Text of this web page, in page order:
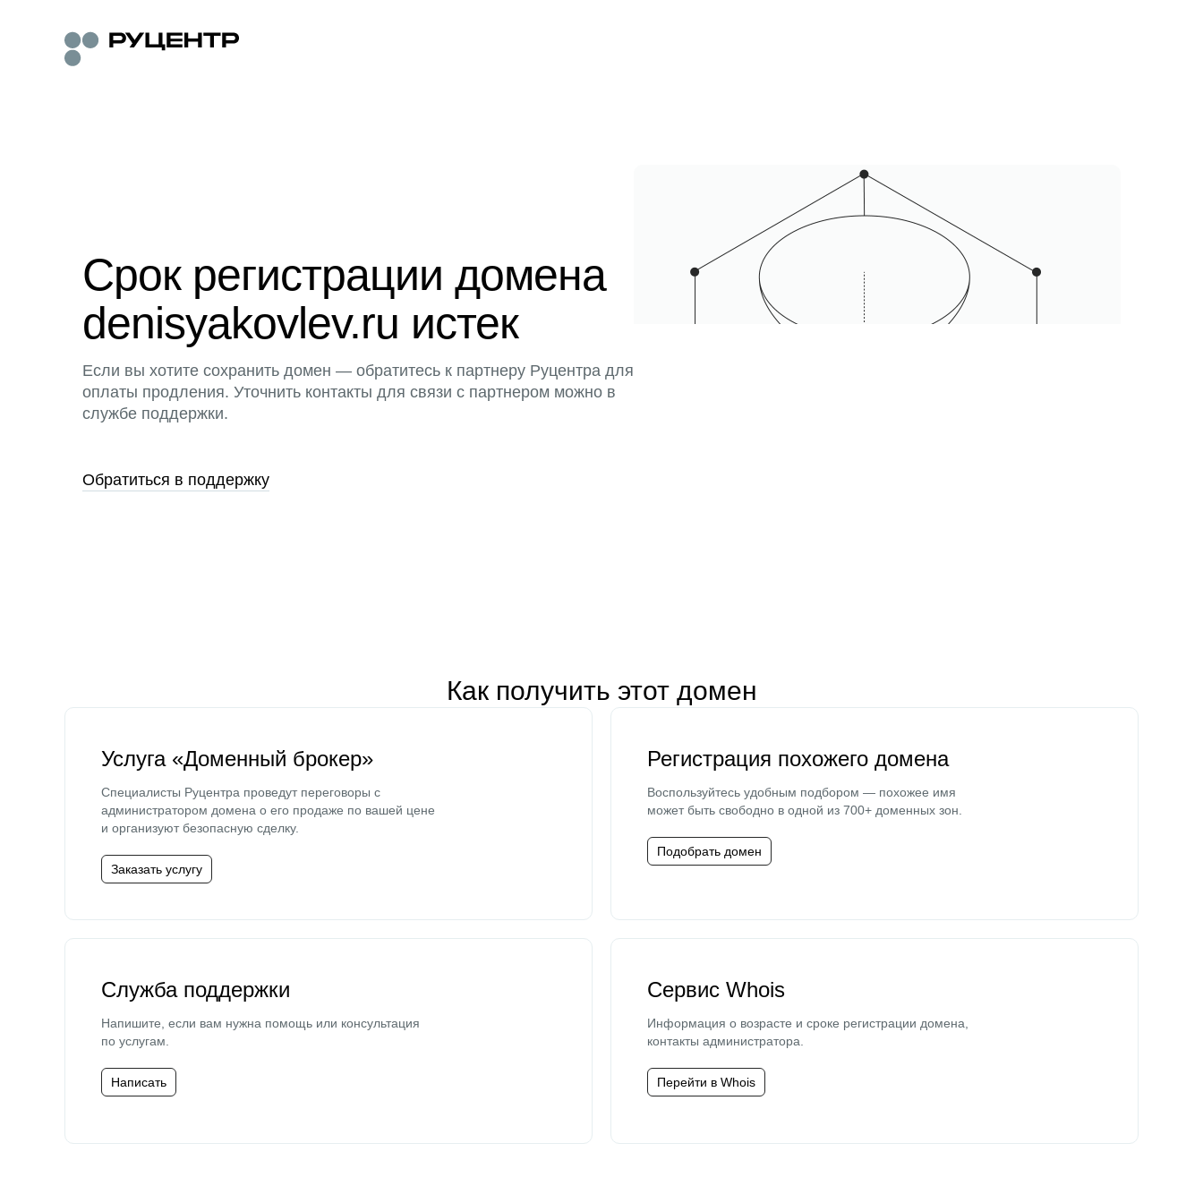
Срок регистрации домена
denisyakovlev.ru истек
Если вы хотите сохранить домен — обратитесь к партнеру Руцентра для
оплаты продления. Уточнить контакты для связи с партнером можно в
службе поддержки.
Обратиться в поддержку
Как получить этот домен
Услуга «Доменный брокер»
Специалисты Руцентра проведут переговоры с
администратором домена о его продаже по вашей цене
и организуют безопасную сделку.
Заказать услугу
Регистрация похожего домена
Воспользуйтесь удобным подбором — похожее имя
может быть свободно в одной из 700+ доменных зон.
Подобрать домен
Служба поддержки
Напишите, если вам нужна помощь или консультация
по услугам.
Написать
Сервис Whois
Информация о возрасте и сроке регистрации домена,
контакты администратора.
Перейти в Whois